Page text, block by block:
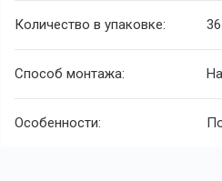
Количество в упаковке:
Способ монтажа:
Особенности: